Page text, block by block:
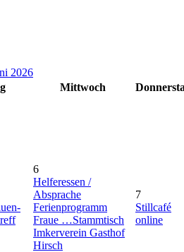
2026
Mittwoch
6
Helferessen /
Absprache
Ferienprogramm
Fraue …Stammtisch
Imkerverein Gasthof
Hirsch
7
Stillcafé
online